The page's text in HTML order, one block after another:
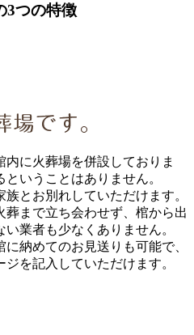
3つの特徴
に火葬場を併設しておりま
いうことはありません。
とお別れしていただけます。
まで立ち会わせず、棺から出
業者も少なくありません。
納めてのお見送りも可能で、
を記入していただけます。